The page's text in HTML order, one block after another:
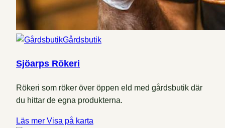
Gårdsbutik
Sjöarps Rökeri
Rökeri som röker över öppen eld med gårdsbutik där
du hittar de egna produkterna.
Läs mer Visa på karta